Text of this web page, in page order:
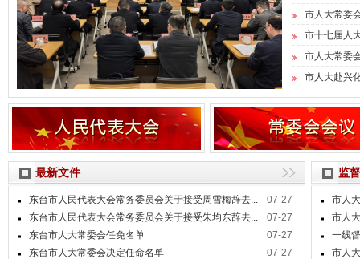
市人大常委
市十七届人
市人大常委
市人大赴兴
最新文件
07-27
东台市人民代表大会常务委员会关于接受周雪梅辞去...
07-27
东台市人民代表大会常务委员会关于接受朱均东辞去...
07-27
东台市人大常委会任免名单
07-27
东台市人大常委会决定任命名单
监
市人
市人
一线
市人